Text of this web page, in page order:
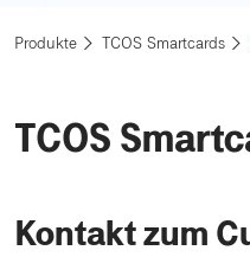
Produkte TCOS Smartcards
TCOS
Kontakt zum